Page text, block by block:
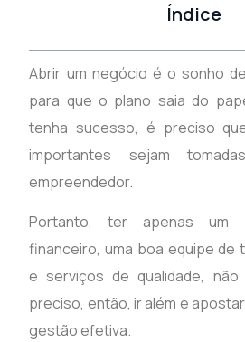
Índice
Abrir um negócio é o sonho
para que o plano saia do
tenha sucesso, é preciso
importantes sejam
empreendedor.
Portanto, ter apenas um
financeiro, uma boa equipe de
e serviços de qualidade,
preciso, então, ir além e
gestão efetiva.